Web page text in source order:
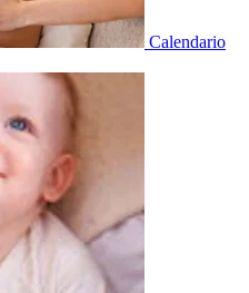
Calendario